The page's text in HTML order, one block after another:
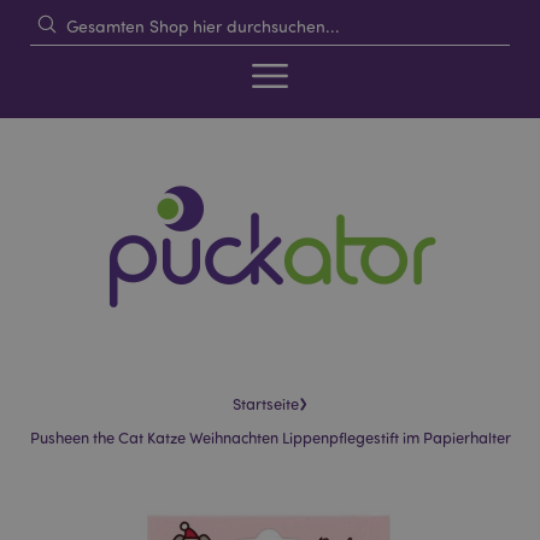
Startseite›
Pusheen the Cat Katze Weihnachten Lippenpflegestift im Papierhalter